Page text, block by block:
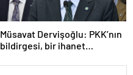
Müsavat Dervişoğlu: PKK’nın
bildirgesi, bir ihanet